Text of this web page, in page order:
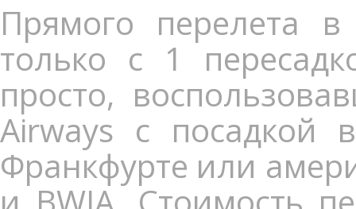
Прямого перелета
только с 1
просто,
Airways с посадкой
Франкфурте или